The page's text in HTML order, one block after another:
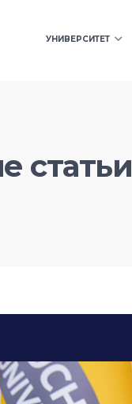
УНИВЕРСИТЕТ
статьи